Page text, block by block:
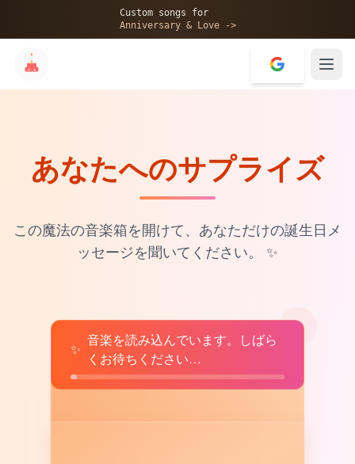
Custom songs for
Anniversary & Love ->
💝
✨
あなたへのサプライズ
この魔法の音楽箱を開けて、あなただけの誕生日メ
ッセージを聞いてください。
✨
♫
✨
音楽を読み込んでいます。しばら
くお待ちください…